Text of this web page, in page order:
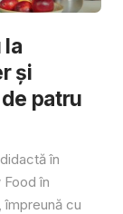
la
și
patru
în
în
împreună cu